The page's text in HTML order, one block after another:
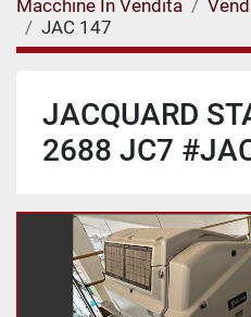
Macchine In Vendita
JAC 147
JACQUARD
2688 JC7